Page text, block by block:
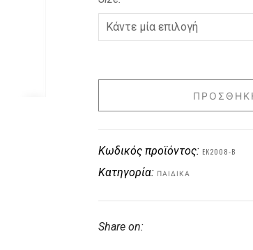
Κωδικός προϊόντος: EK2008-B
Κατηγορία: ΠΑΙΔΙΚΑ
Share on: